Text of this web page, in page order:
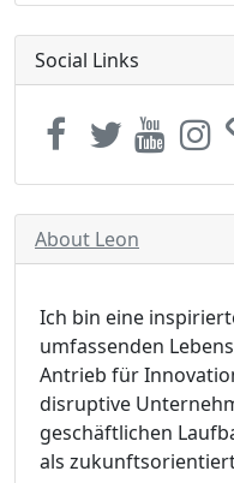
Social Links
About Leon
Ich bin eine
umfassenden
Antrieb für
disruptive
geschäftlichen
als